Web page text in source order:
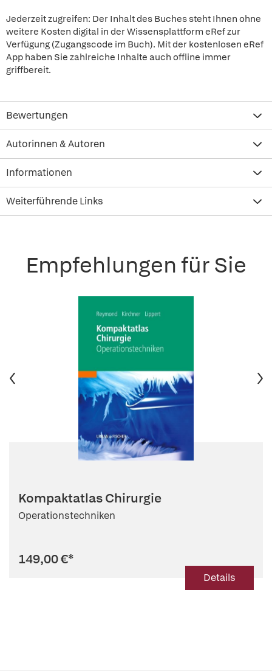
Jederzeit zugreifen: Der Inhalt des Buches steht Ihnen ohne
weitere Kosten digital in der Wissensplattform eRef zur
Verfügung (Zugangscode im Buch). Mit der kostenlosen eRef
App haben Sie zahlreiche Inhalte auch offline immer
griffbereit.
Bewertungen
Autorinnen & Autoren
Informationen
Weiterführende Links
Empfehlungen für Sie
Kompaktatlas Chirurgie
Operationstechniken
149,00 €*
Details